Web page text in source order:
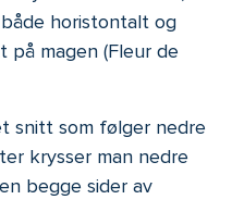
horistontalt og
magen (Fleur de
snitt som følger nedre
krysser man nedre
begge sider av